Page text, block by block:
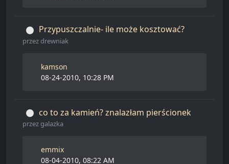
Przypuszczalnie- ile może kosztować?
przezdrewniak
kamson
08-24-2010, 10:28 PM
co to za kamień? znalazłam pierścionek
przezgalazka
emmix
08-04-2010, 08:22 AM